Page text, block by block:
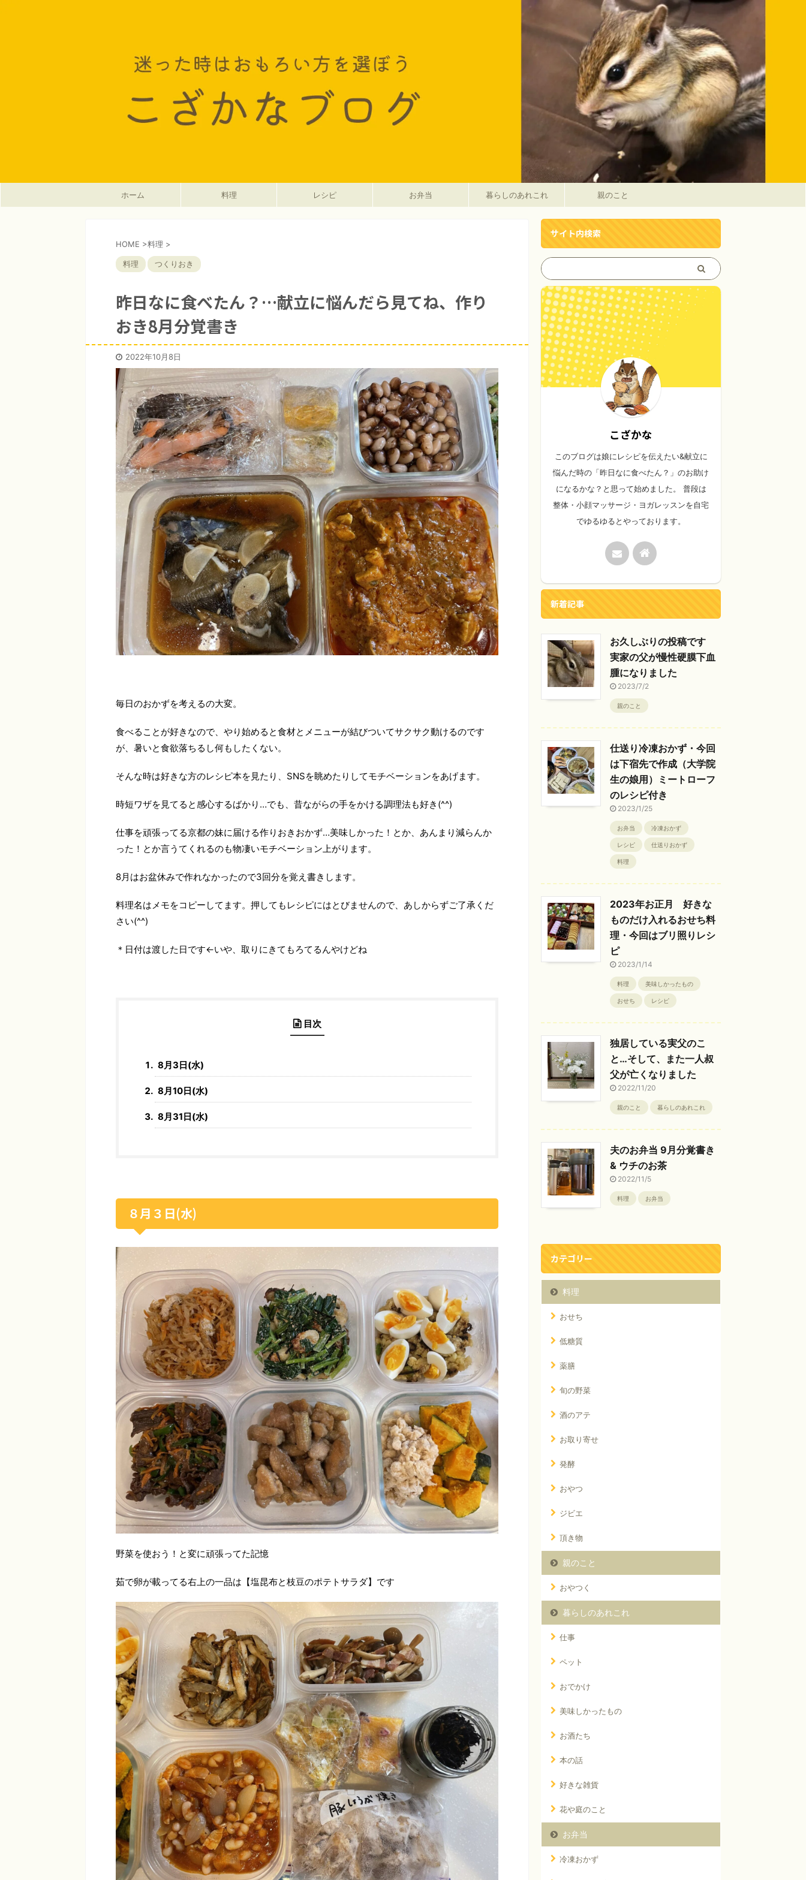
ホーム 料理 レシピ お弁当 暮らしのあれこれ 親のこと
HOME >料理 >
料理 つくりおき
昨日なに食べたん？…献立に悩んだら見てね、作り
おき8月分覚書き
2022年10月8日
毎日のおかずを考えるの大変。
食べることが好きなので、やり始めると食材とメニューが結びついてサクサク動けるのです
が、暑いと食欲落ちるし何もしたくない。
そんな時は好きな方のレシピ本を見たり、SNSを眺めたりしてモチベーションをあげます。
時短ワザを見てると感心するばかり…でも、昔ながらの手をかける調理法も好き(^^)
仕事を頑張ってる京都の妹に届ける作りおきおかず…美味しかった！とか、あんまり減らんか
った！とか言うてくれるのも物凄いモチベーション上がります。
8月はお盆休みで作れなかったので3回分を覚え書きします。
料理名はメモをコピーしてます。押してもレシピにはとびませんので、あしからずご了承くだ
さい(^^)
＊日付は渡した日です←いや、取りにきてもろてるんやけどね
目次
8月3日(水)
8月10日(水)
8月31日(水)
８月３日(水)
野菜を使おう！と変に頑張ってた記憶
茹で卵が載ってる右上の一品は【塩昆布と枝豆のポテトサラダ】です
サイト内検索
こざかな
このブログは娘にレシピを伝えたい&献立に
悩んだ時の「昨日なに食べたん？」のお助け
になるかな？と思って始めました。 普段は
整体・小顔マッサージ・ヨガレッスンを自宅
でゆるゆるとやっております。
新着記事
お久しぶりの投稿です
実家の父が慢性硬膜下血
腫になりました
2023/7/2
親のこと
仕送り冷凍おかず・今回
は下宿先で作成（大学院
生の娘用）ミートローフ
のレシピ付き
2023/1/25
お弁当 冷凍おかず
レシピ 仕送りおかず
料理
2023年お正月 好きな
ものだけ入れるおせち料
理・今回はブリ照りレシ
ピ
2023/1/14
料理 美味しかったもの
おせち レシピ
独居している実父のこ
と…そして、また一人叔
父が亡くなりました
2022/11/20
親のこと 暮らしのあれこれ
夫のお弁当 9月分覚書き
& ウチのお茶
2022/11/5
料理 お弁当
カテゴリー
料理
おせち
低糖質
薬膳
旬の野菜
酒のアテ
お取り寄せ
発酵
おやつ
ジビエ
頂き物
親のこと
おやつく
暮らしのあれこれ
仕事
ペット
おでかけ
美味しかったもの
お酒たち
本の話
好きな雑貨
花や庭のこと
お弁当
冷凍おかず